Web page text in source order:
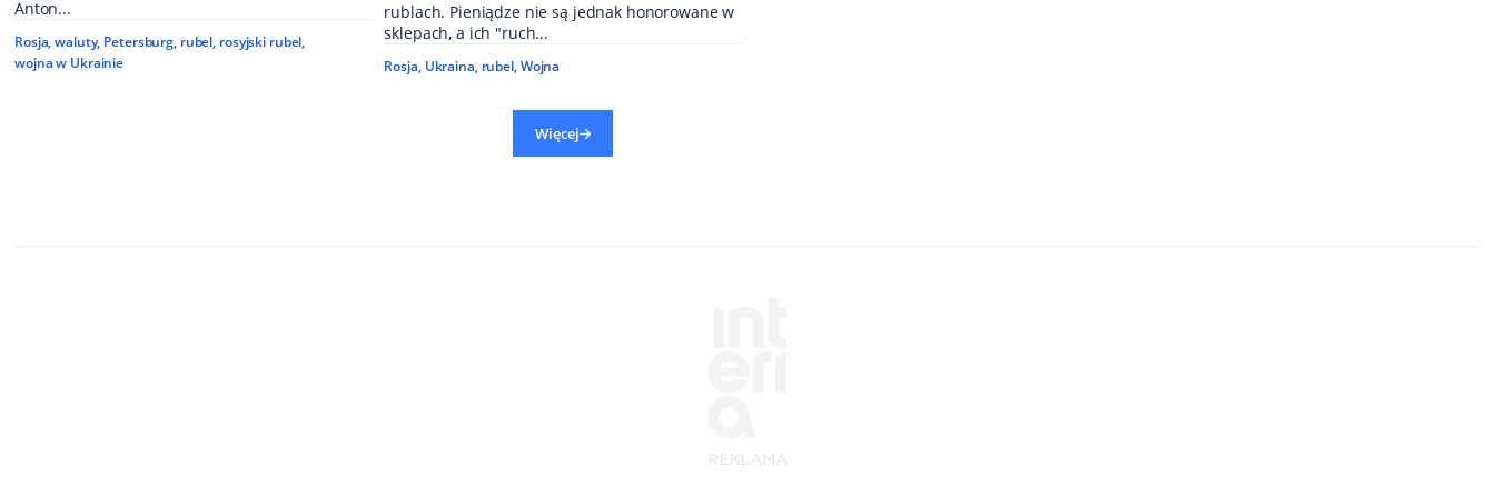
Anton...
Rosja,waluty, Petersburg, rubel, rosyjski rubel,
wojna w Ukrainie
rublach. Pieniądze nie są jednak honorowane w
sklepach, a ich "ruch...
Rosja, Ukraina, rubel,Wojna
Więcej